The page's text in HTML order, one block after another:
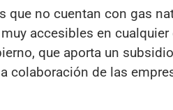
que no cuentan con gas
accesibles en
que aporta un subsidio
colaboración de las